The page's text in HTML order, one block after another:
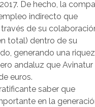
De hecho, la
indirecto que
de su
total) dentro de su
generando una
andaluz que Avinatur
euros.
saber que
en la